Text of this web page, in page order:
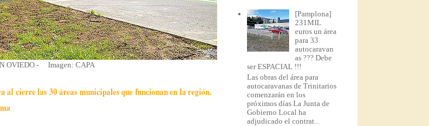
OVIEDO - Imagen: CAPA
al cierre las 30 áreas municipales que funcionan en la región.
[Pamplona]
231MIL
euros un área
para 33
autocaravan
as ??? Debe
ser ESPACIAL !!!
Las obras del área para
autocaravanas de Trinitarios
comenzarán en los
próximos días La Junta de
Gobierno Local ha
adjudicado el contrat...